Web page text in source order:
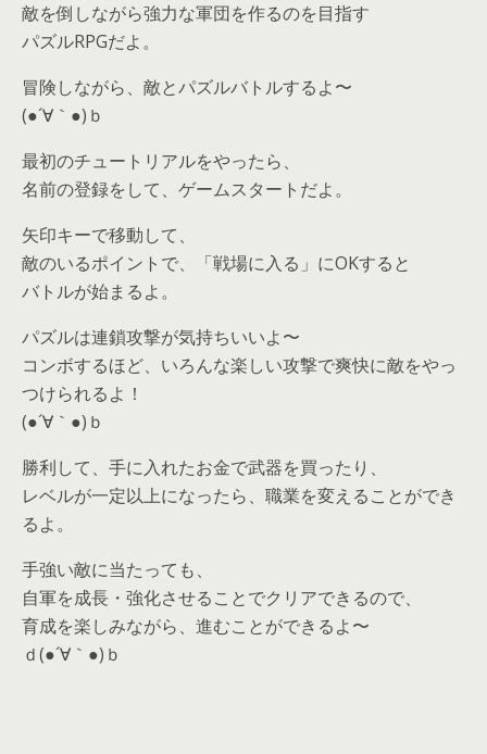
敵を倒しながら強力な軍団を作るのを目指す
パズルRPGだよ。
冒険しながら、敵とパズルバトルするよ〜
(●´∀｀●)ｂ
最初のチュートリアルをやったら、
名前の登録をして、ゲームスタートだよ。
矢印キーで移動して、
敵のいるポイントで、「戦場に入る」にOKすると
バトルが始まるよ。
パズルは連鎖攻撃が気持ちいいよ〜
コンボするほど、いろんな楽しい攻撃で爽快に敵をやっ
つけられるよ！
(●´∀｀●)ｂ
勝利して、手に入れたお金で武器を買ったり、
レベルが一定以上になったら、職業を変えることができ
るよ。
手強い敵に当たっても、
自軍を成長・強化させることでクリアできるので、
育成を楽しみながら、進むことができるよ〜
ｄ(●´∀｀●)ｂ